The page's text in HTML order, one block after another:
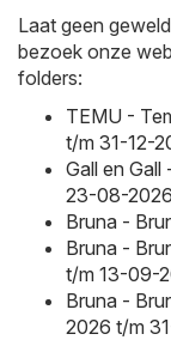
Laat geen
bezoek onze
folders:
TEMU -
t/m 31-12-
Gall en
23-08-
Bruna -
Bruna -
t/m 13-09-
Bruna -
2026 t/m